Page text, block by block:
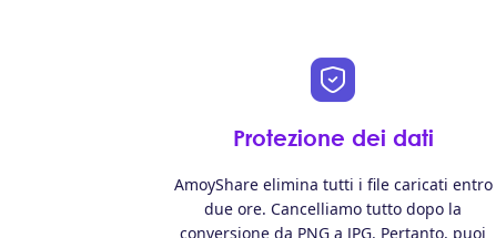
Protezione dei dati
AmoyShare elimina tutti i file caricati entro
due ore. Cancelliamo tutto dopo la
conversione da PNG a JPG. Pertanto, puoi